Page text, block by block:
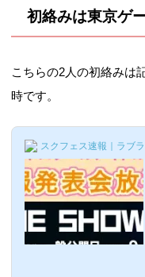
初絡みは東京ゲ
こちらの2人の初絡みは
時です。
スクフェス速報｜ラブ